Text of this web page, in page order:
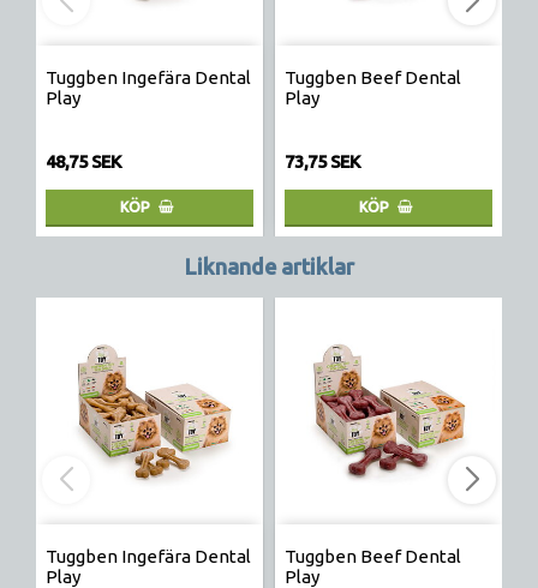
Tuggben Ingefära Dental
Play
48,75 SEK
KÖP
Tuggben Beef Dental
Play
73,75 SEK
KÖP
Liknande artiklar
Tuggben Ingefära Dental
Play
Tuggben Beef Dental
Play